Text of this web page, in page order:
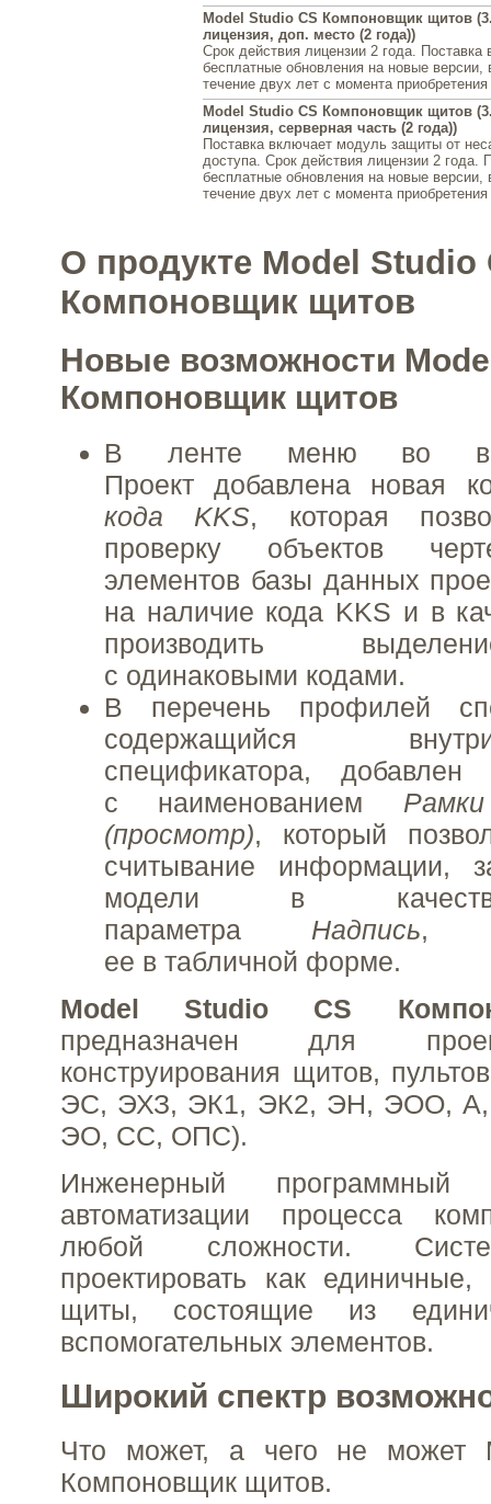
Model Studio CS Компоновщик щитов
лицензия, доп. место (2 года))
Срок действия лицензии 2 года. Поставка
бесплатные обновления на новые
течение двух лет с момента
Model Studio CS Компоновщик щитов
лицензия, серверная часть (2 года))
Поставка включает модуль защиты от
доступа. Срок действия лицензии 2 года.
бесплатные обновления на новые
течение двух лет с момента
О продукте Model Studio
Компоновщик щитов
Новые возможности
Компоновщик щитов
В ленте меню во
Проект добавлена новая
кода KKS, которая
проверку объектов
элементов базы данных
на наличие кода KKS и в
производить
с одинаковыми кодами.
В перечень профилей
содержащийся
спецификатора,
с наименованием
(просмотр), который
считывание информации,
модели в
параметра Надпись, и
ее в табличной форме.
Model Studio CS
предназначен для
конструирования щитов,
ЭС, ЭХЗ, ЭК1, ЭК2, ЭН, ЭОО,
ЭО, СС, ОПС).
Инженерный
автоматизации процесса
любой сложности.
проектировать как
щиты, состоящие из
вспомогательных элементов.
Широкий спектр
Что может, а чего не может
Компоновщик щитов.